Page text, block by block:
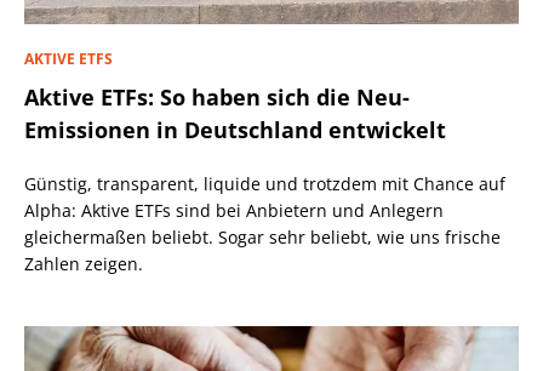
AKTIVE ETFS
Aktive ETFs: So haben sich die Neu-
Emissionen in Deutschland entwickelt
Günstig, transparent, liquide und trotzdem mit Chance auf
Alpha: Aktive ETFs sind bei Anbietern und Anlegern
gleichermaßen beliebt. Sogar sehr beliebt, wie uns frische
Zahlen zeigen.